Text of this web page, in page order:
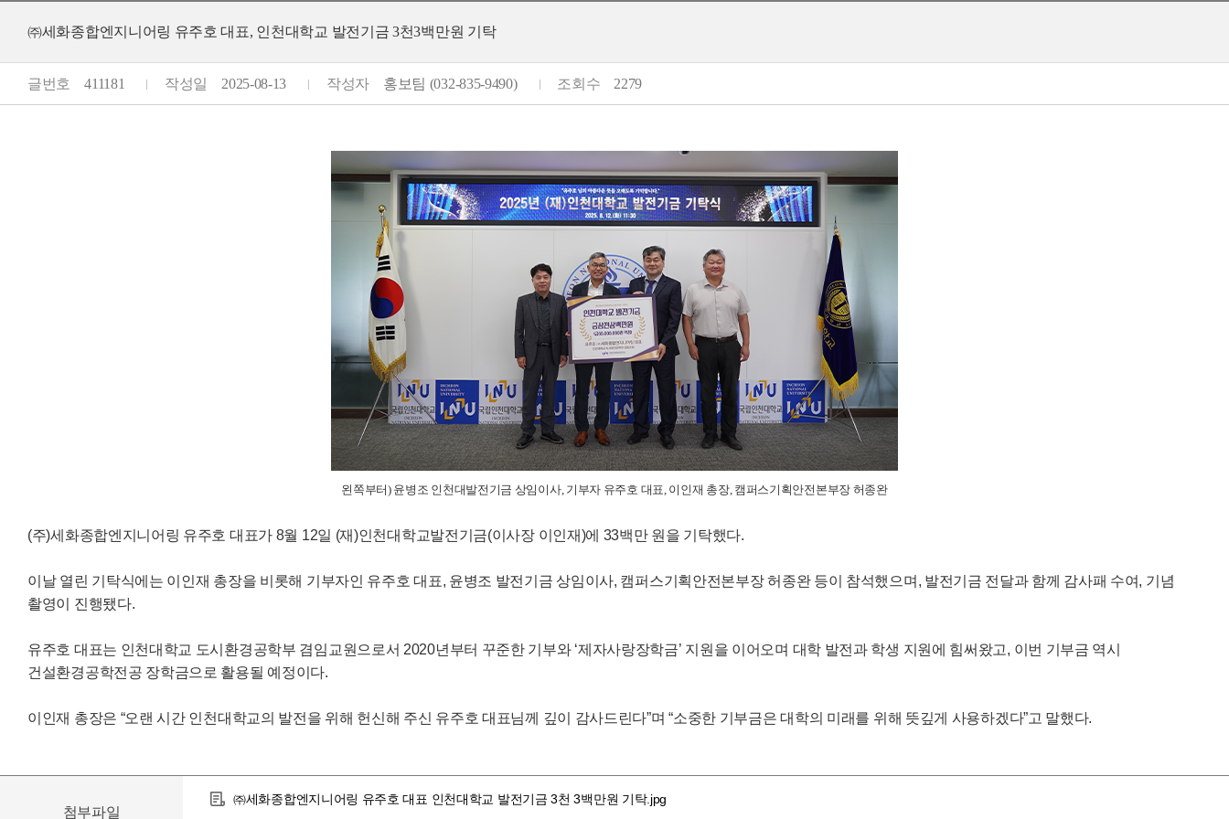
㈜세화종합엔지니어링 유주호 대표, 인천대학교 발전기금 3천3백만원 기탁
글번호 411181 작성일 2025-08-13 작성자 홍보팀 (032-835-9490) 조회수 2279
왼쪽부터) 윤병조 인천대발전기금 상임이사, 기부자 유주호 대표, 이인재 총장, 캠퍼스기획안전본부장 허종완
(주)세화종합엔지니어링 유주호 대표가 8월 12일 (재)인천대학교발전기금(이사장 이인재)에 33백만 원을 기탁했다.
이날 열린 기탁식에는 이인재 총장을 비롯해 기부자인 유주호 대표, 윤병조 발전기금 상임이사, 캠퍼스기획안전본부장 허종완 등이 참석했으며, 발전기금 전달과 함께 감사패 수여, 기념
촬영이 진행됐다.
유주호 대표는 인천대학교 도시환경공학부 겸임교원으로서 2020년부터 꾸준한 기부와 ‘제자사랑장학금’ 지원을 이어오며 대학 발전과 학생 지원에 힘써왔고, 이번 기부금 역시
건설환경공학전공 장학금으로 활용될 예정이다.
이인재 총장은 “오랜 시간 인천대학교의 발전을 위해 헌신해 주신 유주호 대표님께 깊이 감사드린다”며 “소중한 기부금은 대학의 미래를 위해 뜻깊게 사용하겠다”고 말했다.
첨부파일
㈜세화종합엔지니어링 유주호 대표 인천대학교 발전기금 3천 3백만원 기탁.jpg